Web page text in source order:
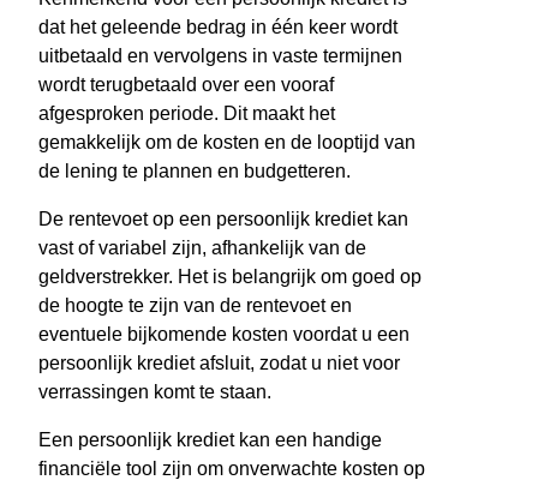
dat het geleende bedrag in één keer wordt
uitbetaald en vervolgens in vaste termijnen
wordt terugbetaald over een vooraf
afgesproken periode. Dit maakt het
gemakkelijk om de kosten en de looptijd van
de lening te plannen en budgetteren.
De rentevoet op een persoonlijk krediet kan
vast of variabel zijn, afhankelijk van de
geldverstrekker. Het is belangrijk om goed op
de hoogte te zijn van de rentevoet en
eventuele bijkomende kosten voordat u een
persoonlijk krediet afsluit, zodat u niet voor
verrassingen komt te staan.
Een persoonlijk krediet kan een handige
financiële tool zijn om onverwachte kosten op